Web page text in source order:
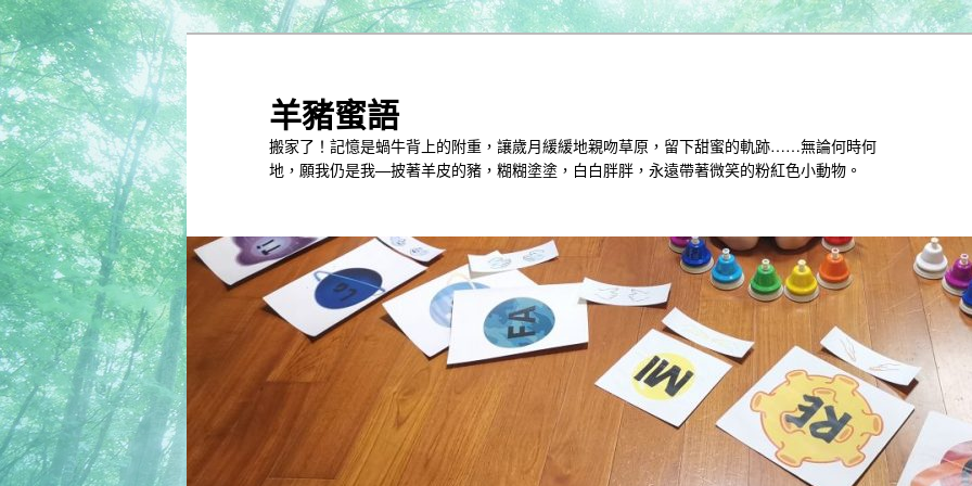
跳
到
主
內
容
羊豬蜜語
搬家了！記憶是蝸牛背上的附重，讓歲月緩緩地親吻草原，留下甜蜜的軌跡……無論何時何
地，願我仍是我—披著羊皮的豬，糊糊塗塗，白白胖胖，永遠帶著微笑的粉紅色小動物。